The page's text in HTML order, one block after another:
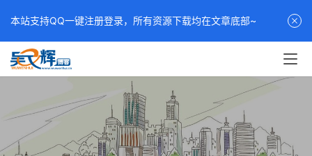
本站支持QQ一键注册登录，所有资源下载均在文章底部~